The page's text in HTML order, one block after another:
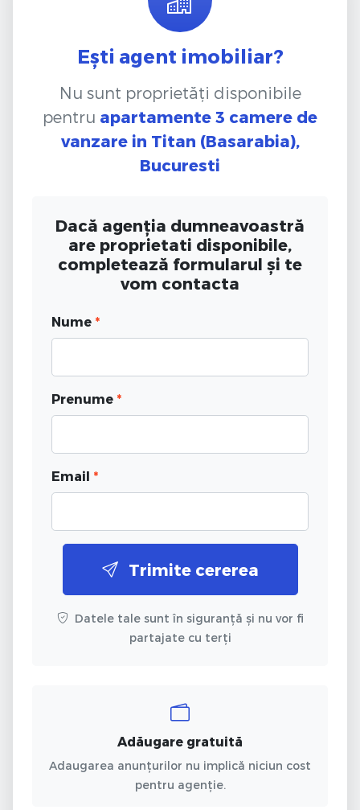
Ești agent imobiliar?
Nu sunt proprietăți disponibile
pentru apartamente 3 camere de
vanzare in Titan (Basarabia),
Bucuresti
Dacă agenția dumneavoastră
are proprietati disponibile,
completează formularul și te
vom contacta
Nume *
Prenume *
Email *
Trimite cererea
Datele tale sunt în siguranță și nu vor fi
partajate cu terți
Adăugare gratuită
Adaugarea anunțurilor nu implică niciun cost
pentru agenție.